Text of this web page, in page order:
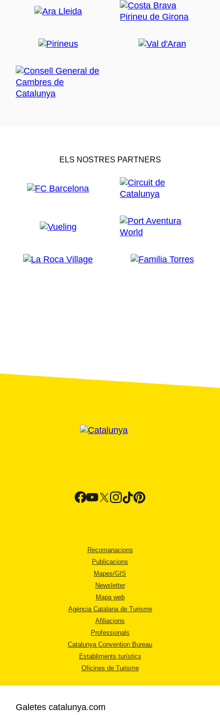
ELS NOSTRES PARTNERS
Recomanacions
Publicacions
Mapes/GIS
Newsletter
Mapa web
Agència Catalana de Turisme
Afiliacions
Professionals
Catalunya Convention Bureau
Establiments turístics
Oficines de Turisme
Galetes catalunya.com